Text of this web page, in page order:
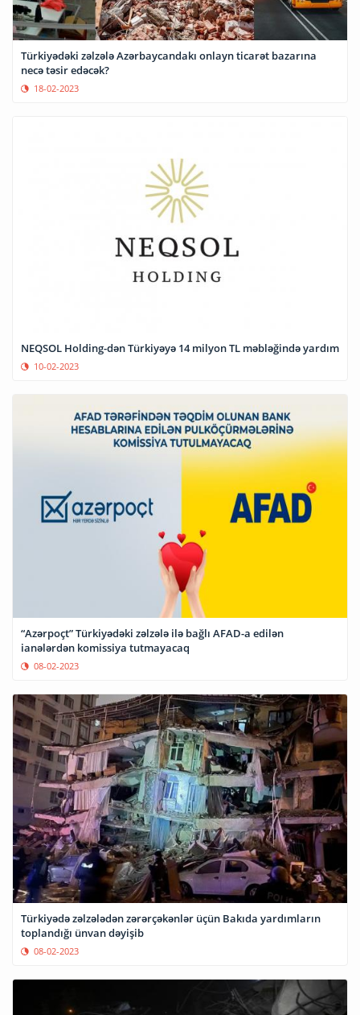
Türkiyədəki zəlzələ Azərbaycandakı onlayn ticarət bazarına
necə təsir edəcək?
18-02-2023
NEQSOL Holding-dən Türkiyəyə 14 milyon TL məbləğində yardım
10-02-2023
“Azərpoçt” Türkiyədəki zəlzələ ilə bağlı AFAD-a edilən
ianələrdən komissiya tutmayacaq
08-02-2023
Türkiyədə zəlzələdən zərərçəkənlər üçün Bakıda yardımların
toplandığı ünvan dəyişib
08-02-2023